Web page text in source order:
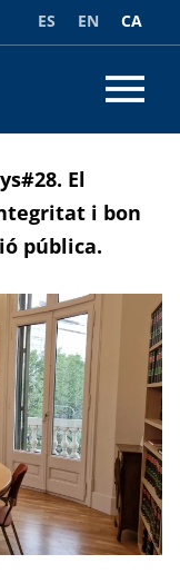
CA
EN
ES
El
i bon
pública.